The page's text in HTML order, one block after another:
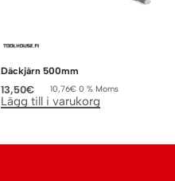
Däckjärn 500mm
13,50€ 10,76€ 0 % Moms
Lägg till i varukorg